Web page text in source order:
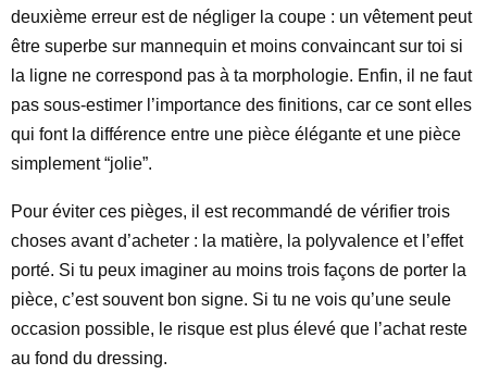
deuxième erreur est de négliger la coupe : un vêtement peut
être superbe sur mannequin et moins convaincant sur toi si
la ligne ne correspond pas à ta morphologie. Enfin, il ne faut
pas sous-estimer l’importance des finitions, car ce sont elles
qui font la différence entre une pièce élégante et une pièce
simplement “jolie”.
Pour éviter ces pièges, il est recommandé de vérifier trois
choses avant d’acheter : la matière, la polyvalence et l’effet
porté. Si tu peux imaginer au moins trois façons de porter la
pièce, c’est souvent bon signe. Si tu ne vois qu’une seule
occasion possible, le risque est plus élevé que l’achat reste
au fond du dressing.